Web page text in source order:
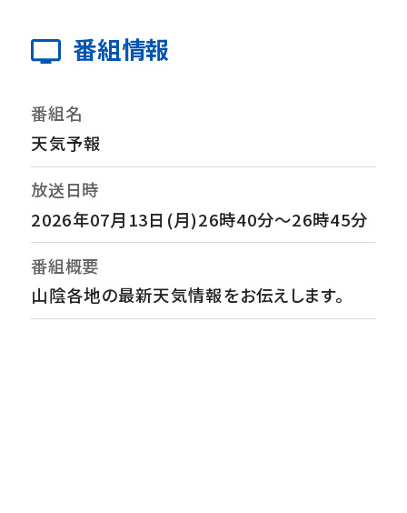
番組情報
番組名
天気予報
放送日時
2026年07月13日(月)26時40分～26時45分
番組概要
山陰各地の最新天気情報をお伝えします。